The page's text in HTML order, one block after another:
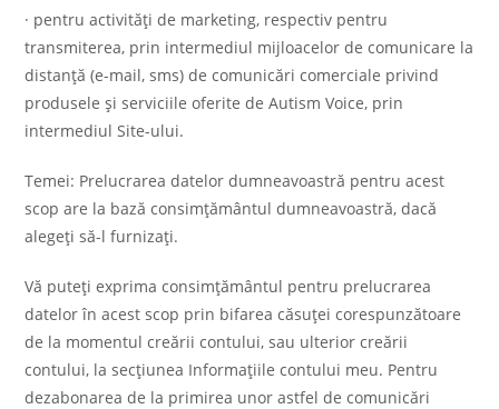
· pentru activităţi de marketing, respectiv pentru
transmiterea, prin intermediul mijloacelor de comunicare la
distanţă (e-mail, sms) de comunicări comerciale privind
produsele şi serviciile oferite de Autism Voice, prin
intermediul Site-ului.
Temei: Prelucrarea datelor dumneavoastră pentru acest
scop are la bază consimțământul dumneavoastră, dacă
alegeți să-l furnizați.
Vă puteți exprima consimțământul pentru prelucrarea
datelor în acest scop prin bifarea căsuței corespunzătoare
de la momentul creării contului, sau ulterior creării
contului, la secțiunea Informațiile contului meu. Pentru
dezabonarea de la primirea unor astfel de comunicări